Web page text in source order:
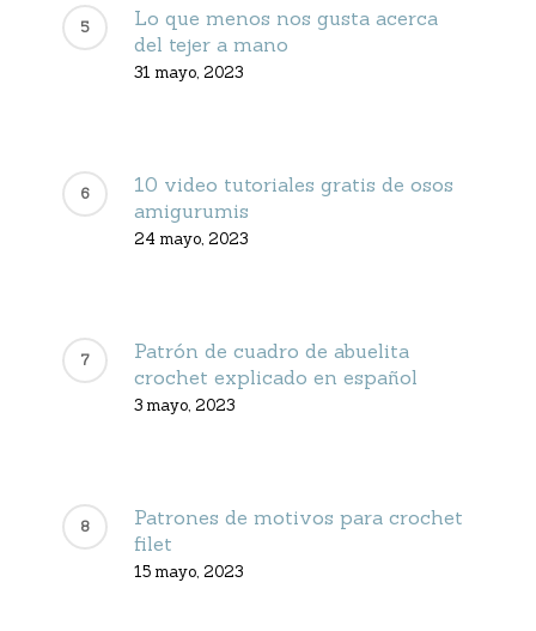
Lo que menos nos gusta acerca
del tejer a mano
31 mayo, 2023
10 video tutoriales gratis de osos
amigurumis
24 mayo, 2023
Patrón de cuadro de abuelita
crochet explicado en español
3 mayo, 2023
Patrones de motivos para crochet
filet
15 mayo, 2023